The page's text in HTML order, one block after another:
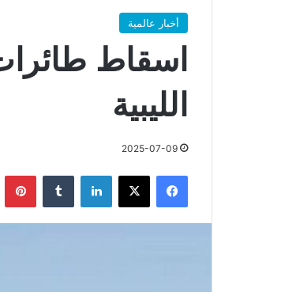
أخبار عالمية
اسقاط
الليبية
2025-07-09
فيسبوك X لينكدإن